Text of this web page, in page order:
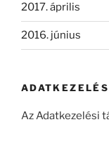
2017. április
2016. június
Az Adatkezelési